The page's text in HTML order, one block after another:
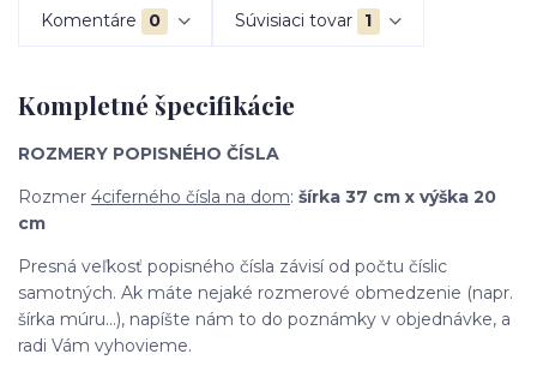
Komentáre 0 Súvisiaci tovar 1
Kompletné špecifikácie
ROZMERY POPISNÉHO ČÍSLA
Rozmer 4ciferného čísla na dom: šírka 37 cm x výška 20
cm
Presná veľkosť popisného čísla závisí od počtu číslic
samotných. Ak máte nejaké rozmerové obmedzenie (napr.
šírka múru...), napíšte nám to do poznámky v objednávke, a
radi Vám vyhovieme.